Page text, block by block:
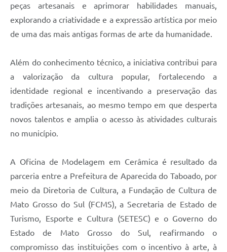
peças artesanais e aprimorar habilidades manuais,
explorando a criatividade e a expressão artística por meio
de uma das mais antigas formas de arte da humanidade.
Além do conhecimento técnico, a iniciativa contribui para
a valorização da cultura popular, fortalecendo a
identidade regional e incentivando a preservação das
tradições artesanais, ao mesmo tempo em que desperta
novos talentos e amplia o acesso às atividades culturais
no município.
A Oficina de Modelagem em Cerâmica é resultado da
parceria entre a Prefeitura de Aparecida do Taboado, por
meio da Diretoria de Cultura, a Fundação de Cultura de
Mato Grosso do Sul (FCMS), a Secretaria de Estado de
Turismo, Esporte e Cultura (SETESC) e o Governo do
Estado de Mato Grosso do Sul, reafirmando o
compromisso das instituições com o incentivo à arte, à